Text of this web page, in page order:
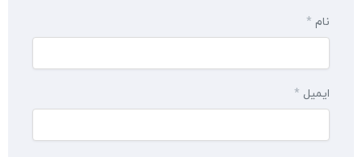
نام *
ایمیل *